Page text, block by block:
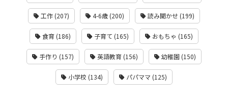
工作 (207) 4-6歳 (200) 読み聞かせ (199)
食育 (186) 子育て (165) おもちゃ (165)
手作り (157) 英語教育 (156) 幼稚園 (150)
小学校 (134) パパママ (125)